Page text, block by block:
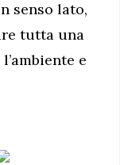
senso lato,
tutta una
e